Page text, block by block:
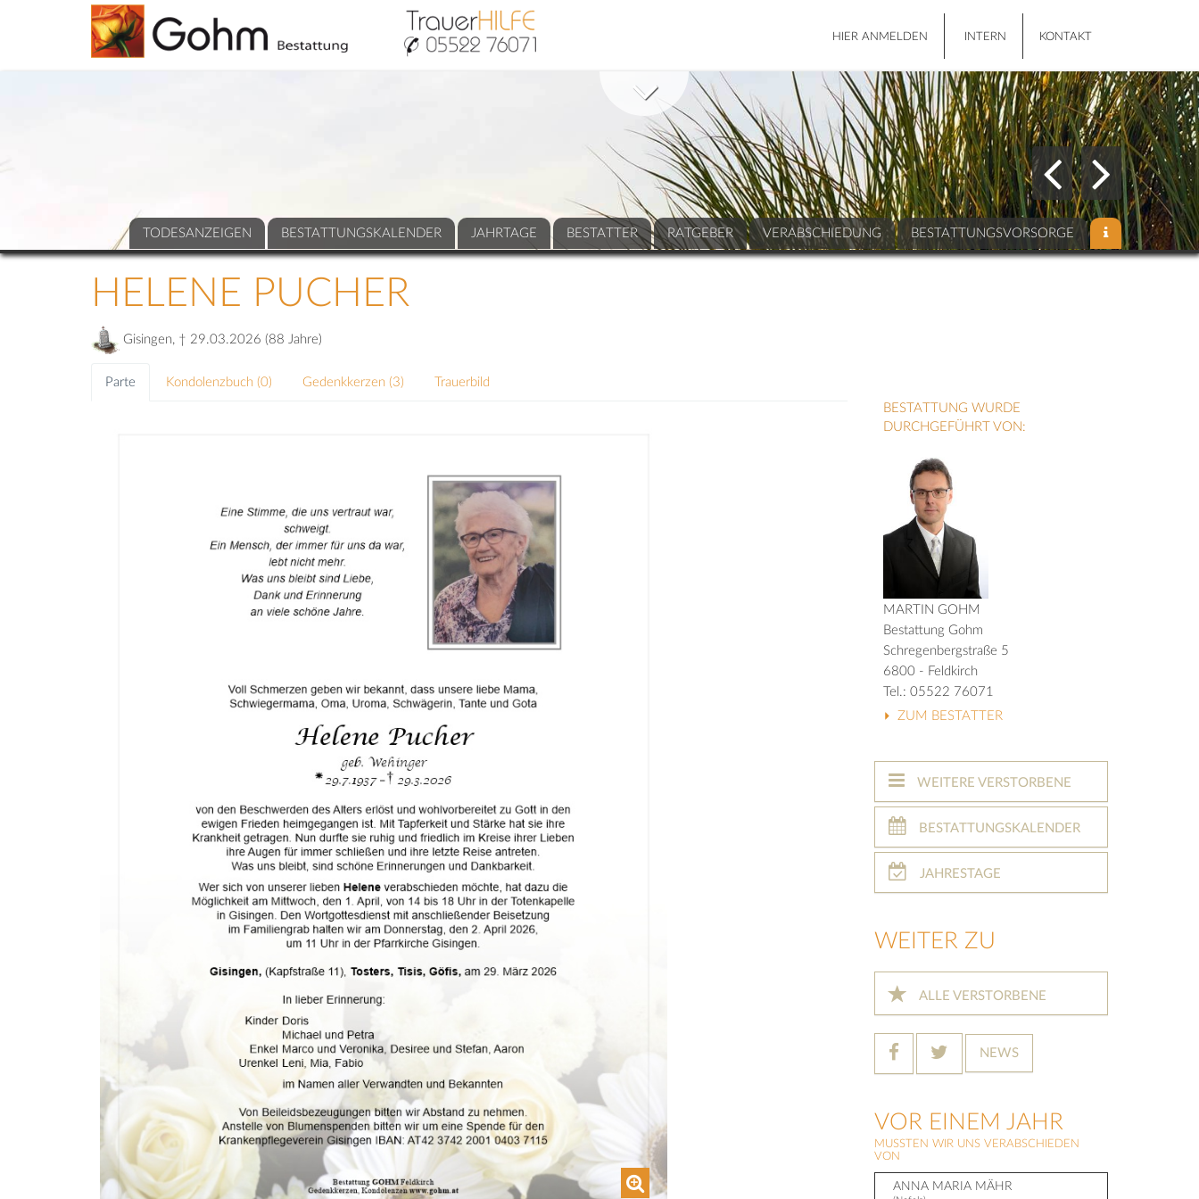
HIER ANMELDEN INTERN KONTAKT
TODESANZEIGEN BESTATTUNGSKALENDER JAHRTAGE BESTATTER RATGEBER VERABSCHIEDUNG BESTATTUNGSVORSORGE
HELENE PUCHER
Gisingen, † 29.03.2026 (88 Jahre)
Parte Kondolenzbuch (0) Gedenkkerzen (3)
Trauerbild
BESTATTUNG WURDE
DURCHGEFÜHRT VON:
MARTIN GOHM
Bestattung Gohm
Schregenbergstraße 5
6800 - Feldkirch
Tel.: 05522 76071
ZUM BESTATTER
WEITERE VERSTORBENE
BESTATTUNGSKALENDER
JAHRESTAGE
WEITER ZU
ALLE VERSTORBENE
NEWS
VOR EINEM JAHR
MUSSTEN WIR UNS VERABSCHIEDEN
VON
ANNA MARIA MÄHR